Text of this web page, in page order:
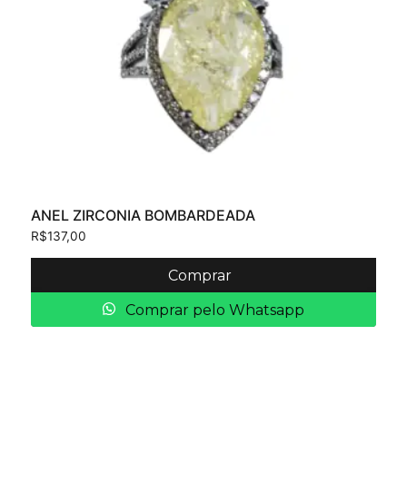
ANEL ZIRCONIA BOMBARDEADA
R$137,00
Comprar
Comprar pelo Whatsapp